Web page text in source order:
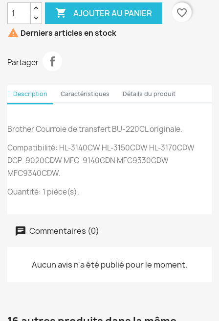
 AJOUTER AU PANIER
favorite_border
 Derniers articles en stock
Partager
Description Caractéristiques Détails du produit
Brother Courroie de transfert BU-220CL originale.
Compatibilité: HL-3140CW HL-3150CDW HL-3170CDW
DCP-9020CDW MFC-9140CDN MFC9330CDW
MFC9340CDW.
Quantité: 1 pièce(s).
Commentaires (0)
Aucun avis n'a été publié pour le moment.